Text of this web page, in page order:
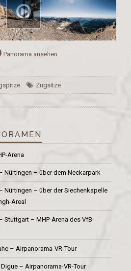
Panorama ansehen
Zugsitze
Arena
Nürtingen – über dem Neckarpark
Nürtingen – über der Siechenkapelle
Areal
Stuttgart – MHP-Arena des VfB-
– Airpanorama-VR-Tour
– Airpanorama-VR-Tour